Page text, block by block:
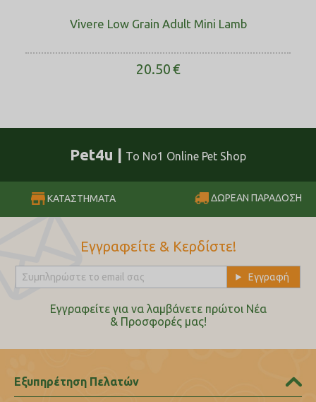
Vivere Low Grain Adult Mini Lamb
20.50€
Pet4u | Το No1 Online Pet Shop
ΚΑΤΑΣΤΗΜΑΤΑ ΔΩΡΕΑΝ ΠΑΡΑΔΟΣΗ
Εγγραφείτε & Κερδίστε!
Εγγραφείτε για να λαμβάνετε πρώτοι Nέα
& Προσφορές μας!
Εξυπηρέτηση Πελατών